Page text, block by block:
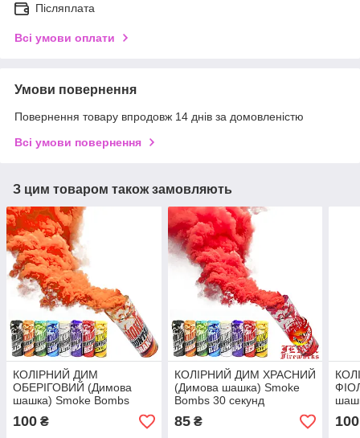
Післяплата
Всі умови оплати
Умови повернення
Повернення товару впродовж 14 днів за домовленістю
Всі умови повернення
З цим товаром також замовляють
КОЛІРНИЙ ДИМ
ОБЕРІГОВИЙ (Димова
шашка) Smoke Bombs
30 секунд MA0509/O
100 ₴
КОЛІРНИЙ ДИМ ХРАСНИЙ
(Димова шашка) Smoke
Bombs 30 секунд
MA0509/R
85₴
30
100